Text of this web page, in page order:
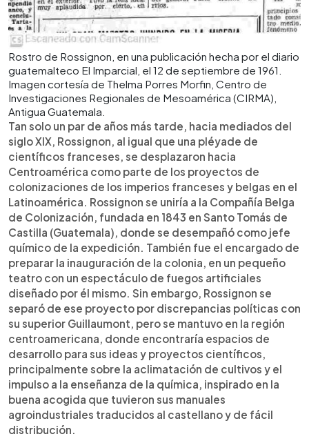
Rostro de Rossignon, en una publicación hecha por el diario
guatemalteco El Imparcial, el 12 de septiembre de 1961.
Imagen cortesía de Thelma Porres Morfin, Centro de
Investigaciones Regionales de Mesoamérica (CIRMA),
Antigua Guatemala.
Tan solo un par de años más tarde, hacia mediados del
siglo XIX, Rossignon, al igual que una pléyade de
científicos franceses, se desplazaron hacia
Centroamérica como parte de los proyectos de
colonizaciones de los imperios franceses y belgas en el
Latinoamérica. Rossignon se uniría a la Compañía Belga
de Colonización, fundada en 1843 en Santo Tomás de
Castilla (Guatemala), donde se desempañó como jefe
químico de la expedición. También fue el encargado de
preparar la inauguración de la colonia, en un pequeño
teatro con un espectáculo de fuegos artificiales
diseñado por él mismo. Sin embargo, Rossignon se
separó de ese proyecto por discrepancias políticas con
su superior Guillaumont, pero se mantuvo en la región
centroamericana, donde encontraría espacios de
desarrollo para sus ideas y proyectos científicos,
principalmente sobre la aclimatación de cultivos y el
impulso a la enseñanza de la química, inspirado en la
buena acogida que tuvieron sus manuales
agroindustriales traducidos al castellano y de fácil
distribución.